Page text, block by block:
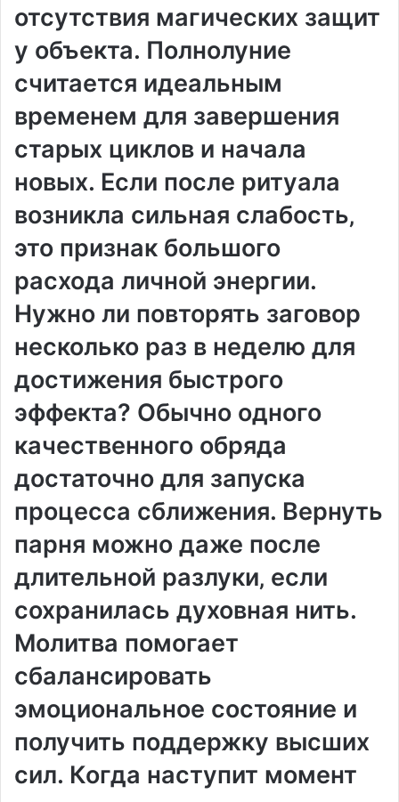
отсутствия магических защит
у объекта. Полнолуние
считается идеальным
временем для завершения
старых циклов и начала
новых. Если после ритуала
возникла сильная слабость‚
это признак большого
расхода личной энергии.
Нужно ли повторять заговор
несколько раз в неделю для
достижения быстрого
эффекта? Обычно одного
качественного обряда
достаточно для запуска
процесса сближения. Вернуть
парня можно даже после
длительной разлуки‚ если
сохранилась духовная нить.
Молитва помогает
сбалансировать
эмоциональное состояние и
получить поддержку высших
сил. Когда наступит момент